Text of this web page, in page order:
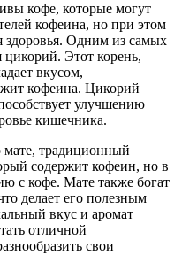
кофе, которые могут
кофеина, но при этом
здоровья. Одним из самых
цикорий. Этот корень,
вкусом,
кофеина. Цикорий
улучшению
кишечника.
мате, традиционный
содержит кофеин, но в
с кофе. Мате также богат
делает его полезным
вкус и аромат
отличной
свои